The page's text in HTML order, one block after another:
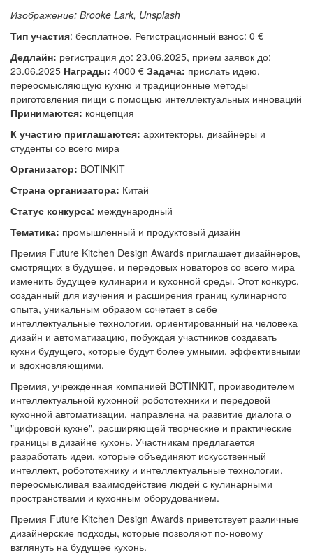
Изображение: Brooke Lark, Unsplash
Тип участия: бесплатное. Регистрационный взнос: 0 €
Дедлайн: регистрация до: 23.06.2025, прием заявок до:
23.06.2025 Награды: 4000 € Задача: прислать идею,
переосмысляющую кухню и традиционные методы
приготовления пищи с помощью интеллектуальных инноваций
Принимаются: концепция
К участию приглашаются: архитекторы, дизайнеры и
студенты со всего мира
Организатор: BOTINKIT
Страна организатора: Китай
Статус конкурса: международный
Тематика: промышленный и продуктовый дизайн
Премия Future Kitchen Design Awards приглашает дизайнеров,
смотрящих в будущее, и передовых новаторов со всего мира
изменить будущее кулинарии и кухонной среды. Этот конкурс,
созданный для изучения и расширения границ кулинарного
опыта, уникальным образом сочетает в себе
интеллектуальные технологии, ориентированный на человека
дизайн и автоматизацию, побуждая участников создавать
кухни будущего, которые будут более умными, эффективными
и вдохновляющими.
Премия, учреждённая компанией BOTINKIT, производителем
интеллектуальной кухонной робототехники и передовой
кухонной автоматизации, направлена на развитие диалога о
"цифровой кухне", расширяющей творческие и практические
границы в дизайне кухонь. Участникам предлагается
разработать идеи, которые объединяют искусственный
интеллект, робототехнику и интеллектуальные технологии,
переосмысливая взаимодействие людей с кулинарными
пространствами и кухонным оборудованием.
Премия Future Kitchen Design Awards приветствует различные
дизайнерские подходы, которые позволяют по-новому
взглянуть на будущее кухонь.